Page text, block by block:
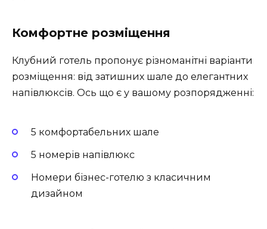
Комфортне розміщення
Клубний готель пропонує різноманітні варіанти
розміщення: від затишних шале до елегантних
напівлюксів. Ось що є у вашому розпорядженні:
5 комфортабельних шале
5 номерів напівлюкс
Номери бізнес-готелю з класичним
дизайном